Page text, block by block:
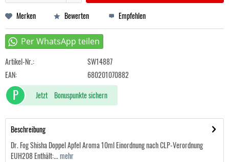
Merken Bewerten Empfehlen
Artikel-Nr.:
SW14887
EAN:
680201070882
P Jetzt Bonuspunkte sichern
Beschreibung
Dr. Fog Shisha Doppel Apfel Aroma 10ml Einordnung nach CLP-Verordnung
EUH208 Enthält:...mehr